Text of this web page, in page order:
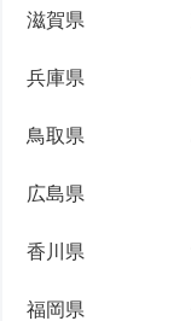
滋賀県
兵庫県
鳥取県
広島県
香川県
福岡県